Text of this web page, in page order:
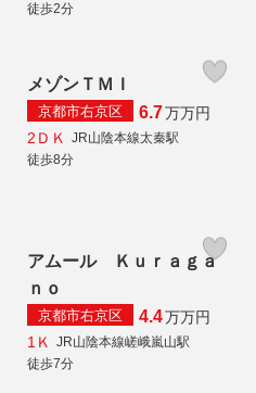
徒歩2分
メゾンＴＭＩ
京都市右京区 6.7万万円
2ＤＫ
JR山陰本線太秦駅
徒歩8分
アムール Ｋｕｒａｇａ
ｎｏ
京都市右京区 4.4万万円
1Ｋ
JR山陰本線嵯峨嵐山駅
徒歩7分